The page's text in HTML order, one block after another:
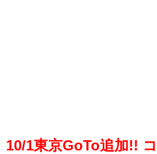
10/1東京GoTo追加!!